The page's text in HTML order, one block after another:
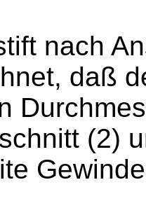
nach
daß
(2)